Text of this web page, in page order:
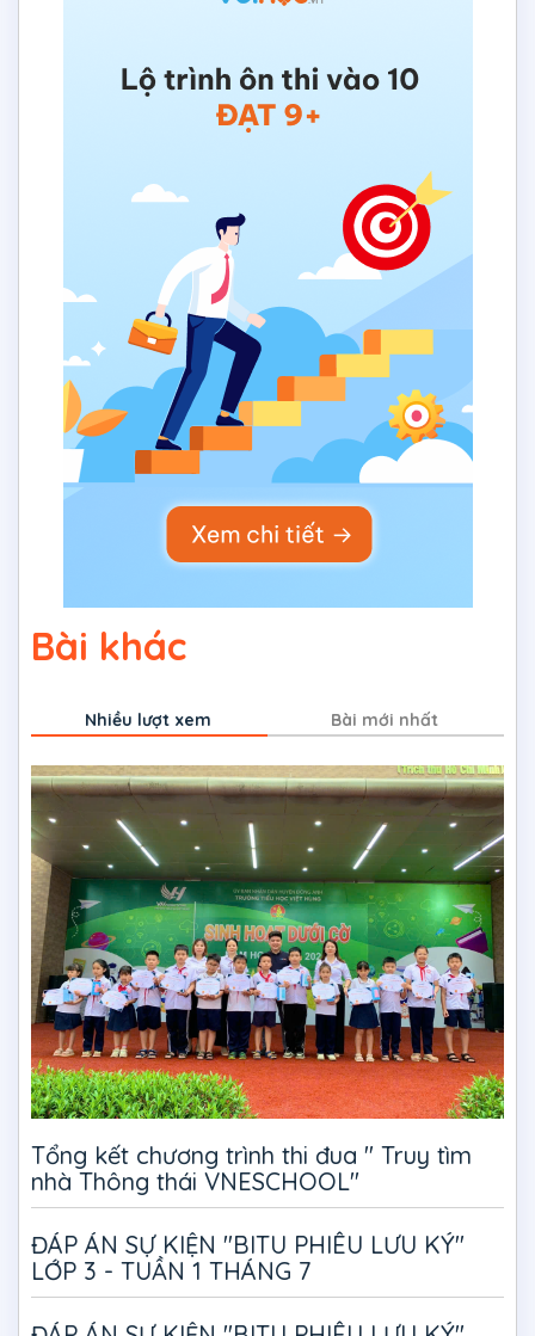
Bài khác
Nhiều lượt xem Bài mới nhất
Tổng kết chương trình thi đua " Truy tìm
nhà Thông thái VNESCHOOL"
ĐÁP ÁN SỰ KIỆN "BITU PHIÊU LƯU KÝ"
LỚP 3 - TUẦN 1 THÁNG 7